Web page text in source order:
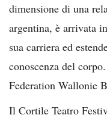
dimensione di una
argentina, è arrivata
sua carriera ed
conoscenza del
Federation Wallonie
Il Cortile Teatro